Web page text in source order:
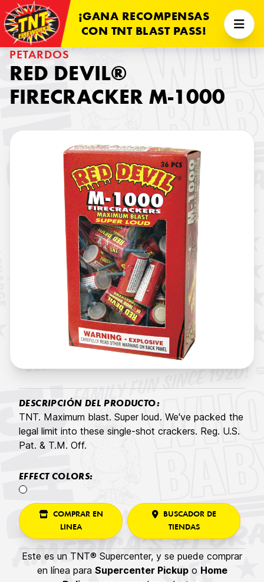
¡GANA RECOMPENSAS
CON TNT BLAST PASS!
PETARDOS
RED DEVIL®
FIRECRACKER M-1000
DESCRIPCIÓN DEL PRODUCTO:
TNT. Maximum blast. Super loud. We've packed the
legal limit into these single-shot crackers. Reg. U.S.
Pat. & T.M. Off.
EFFECT COLORS:
COMPRAR EN
LINEA
BUSCADOR DE
TIENDAS
Este es un TNT® Supercenter, y se puede comprar
en línea para Supercenter Pickupo Home